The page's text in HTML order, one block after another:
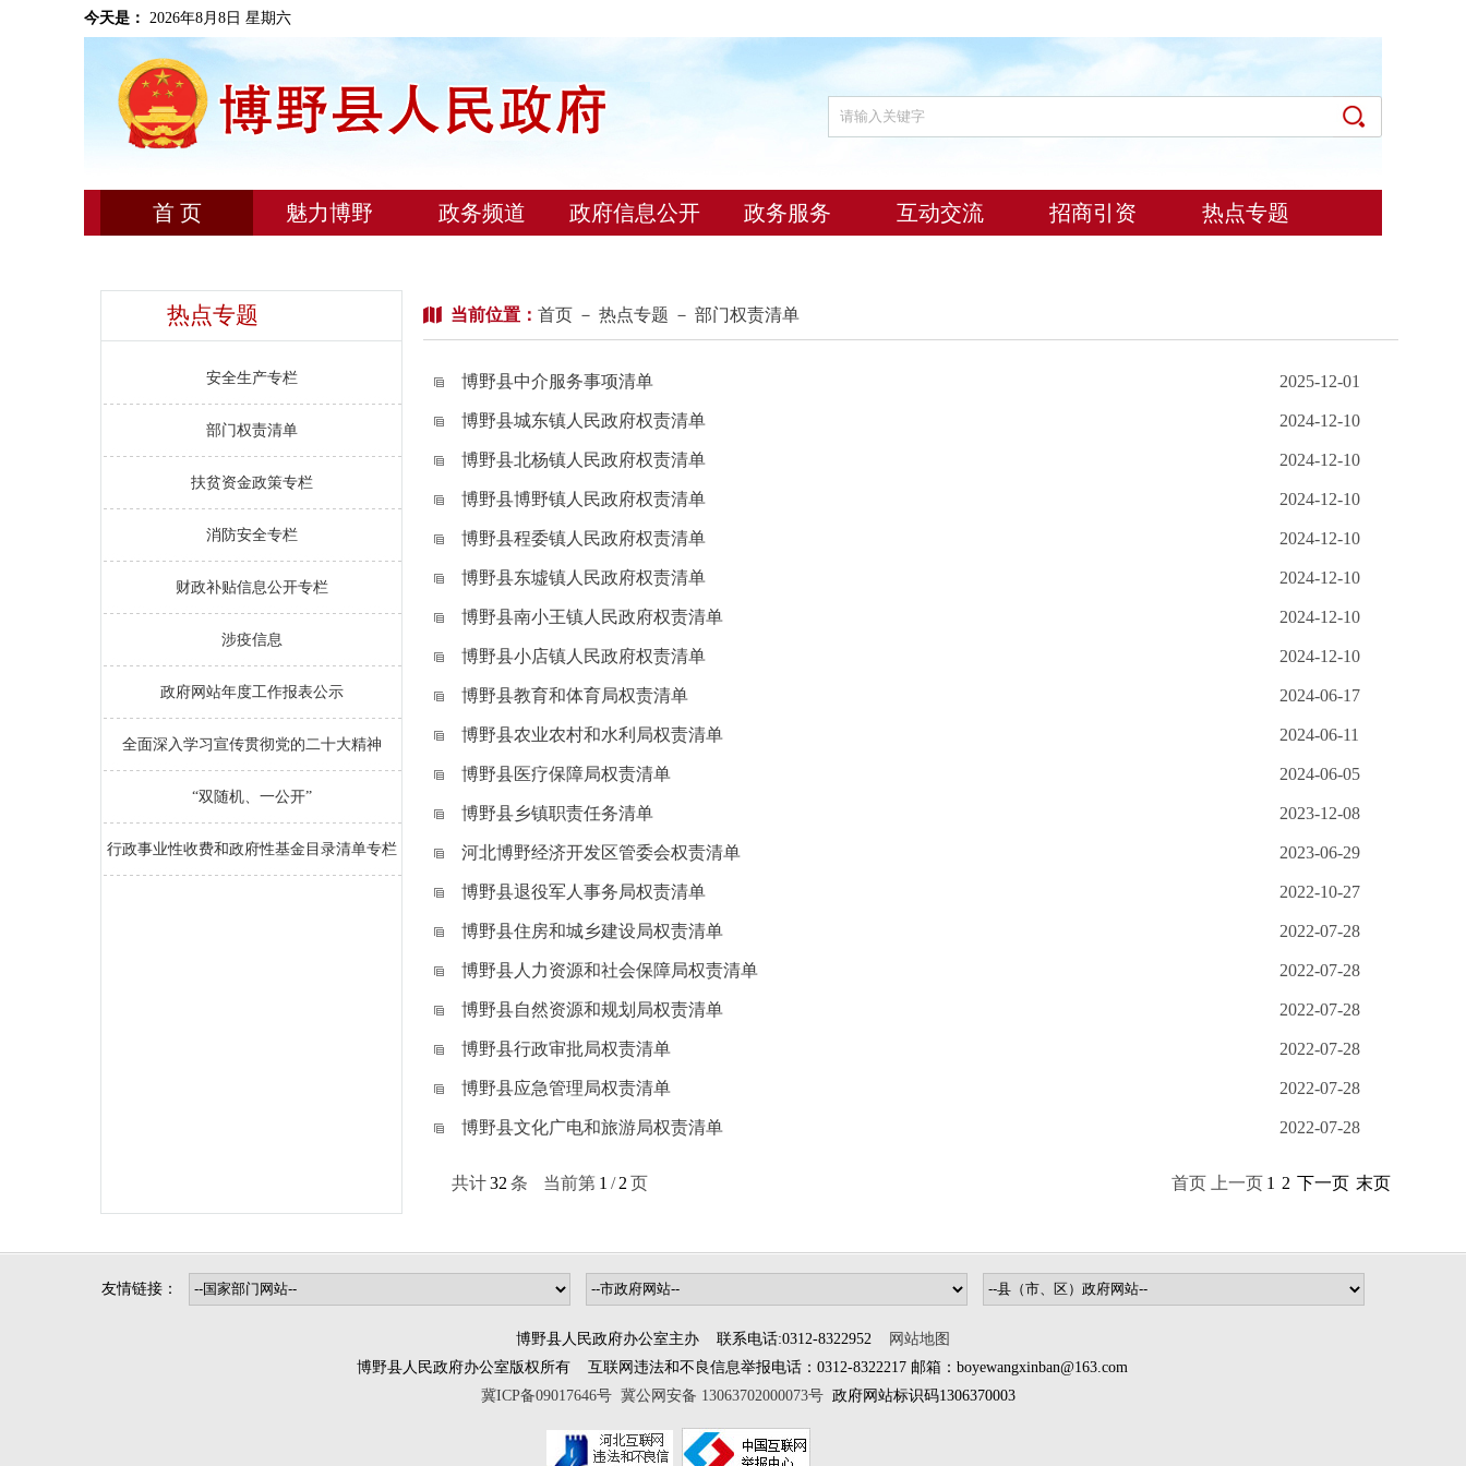
今天是： 2026年8月8日 星期六
首 页 魅力博野 政务频道 政府信息公开 政务服务 互动交流 招商引资 热点专题
热点专题
安全生产专栏
部门权责清单
扶贫资金政策专栏
消防安全专栏
财政补贴信息公开专栏
涉疫信息
政府网站年度工作报表公示
全面深入学习宣传贯彻党的二十大精神
“双随机、一公开”
行政事业性收费和政府性基金目录清单专栏
当前位置： 首页 － 热点专题 － 部门权责清单
博野县中介服务事项清单 2025-12-01
博野县城东镇人民政府权责清单 2024-12-10
博野县北杨镇人民政府权责清单 2024-12-10
博野县博野镇人民政府权责清单 2024-12-10
博野县程委镇人民政府权责清单 2024-12-10
博野县东墟镇人民政府权责清单 2024-12-10
博野县南小王镇人民政府权责清单 2024-12-10
博野县小店镇人民政府权责清单 2024-12-10
博野县教育和体育局权责清单 2024-06-17
博野县农业农村和水利局权责清单 2024-06-11
博野县医疗保障局权责清单 2024-06-05
博野县乡镇职责任务清单 2023-12-08
河北博野经济开发区管委会权责清单 2023-06-29
博野县退役军人事务局权责清单 2022-10-27
博野县住房和城乡建设局权责清单 2022-07-28
博野县人力资源和社会保障局权责清单 2022-07-28
博野县自然资源和规划局权责清单 2022-07-28
博野县行政审批局权责清单 2022-07-28
博野县应急管理局权责清单 2022-07-28
博野县文化广电和旅游局权责清单 2022-07-28
共计32 条 当前第 1 / 2 页 首页 上一页 1 2 下一页 末页
友情链接：
博野县人民政府办公室主办 联系电话:0312-8322952
网站地图
博野县人民政府办公室版权所有 互联网违法和不良信息举报电话：0312-8322217 邮箱：boyewangxinban@163.com
冀ICP备09017646号 冀公网安备 13063702000073号 政府网站标识码1306370003